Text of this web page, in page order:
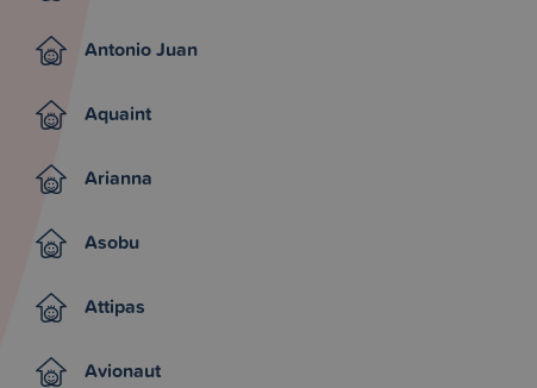
Antonio Juan
Aquaint
Arianna
Asobu
Attipas
Avionaut